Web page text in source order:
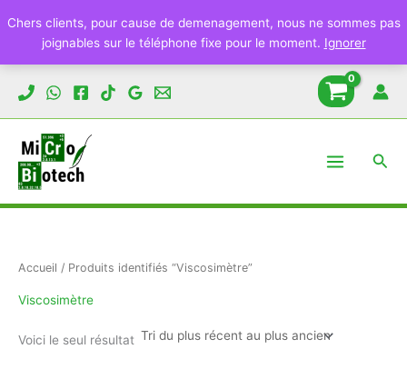
Chers clients, pour cause de demenagement, nous ne sommes pas
joignables sur le téléphone fixe pour le moment. Ignorer
Accueil / Produits identifiés “Viscosimètre”
Viscosimètre
Voici le seul résultat